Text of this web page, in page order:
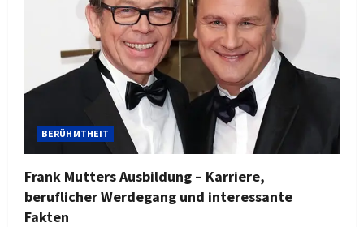
BERÜHMTHEIT
Frank Mutters Ausbildung – Karriere,
beruflicher Werdegang und interessante
Fakten